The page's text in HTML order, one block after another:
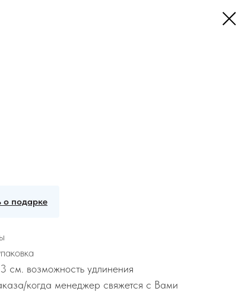
о подарке
см. возможность удлинения
когда менеджер свяжется с Вами